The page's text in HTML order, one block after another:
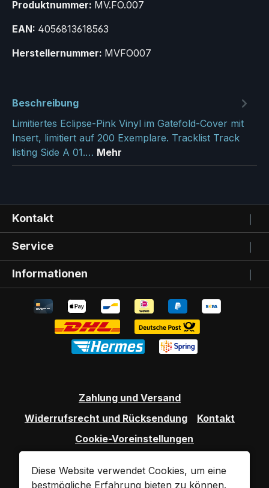
Produktnummer: MV.FO.007
EAN: 4056813618563
Herstellernummer: MVFO007
Beschreibung
Limitiertes Eclipse-Pink Vinyl im Gatefold-Cover mit
Insert, limitiert auf 200 Exemplare. Tracklist Track
listing Side A 01.… Mehr
Kontakt
Service
Informationen
Zahlung und Versand
Widerrufsrecht und Rücksendung
Kontakt
Cookie-Voreinstellungen
Alle Preise inkl. gesetzl. Mehrwertsteuer zzgl.
Diese Website verwendet Cookies, um eine
bestmögliche Erfahrung bieten zu können.